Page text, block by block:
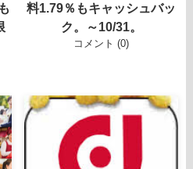
料1.79％もキャッシュバッ
ク。～10/31。
コメント (0)